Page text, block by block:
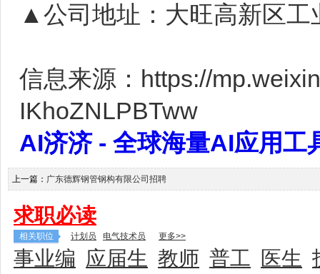
▲公司地址：大旺高新区工
信息来源：https://
IKhoZNLPBTww
AI济济 - 全球海量AI应用
上一篇： 广东德辉钢管钢构有限公司招聘
求职必读
相关职位 计划员 电气技术员 更多>>
事业编 应届生 教师 普工 医生